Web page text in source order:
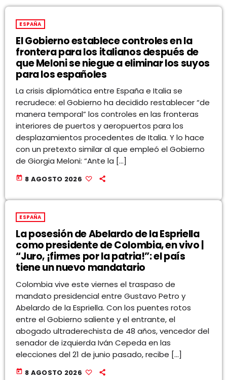
ESPAÑA
El Gobierno establece controles en la
frontera para los italianos después de
que Meloni se niegue a eliminar los suyos
para los españoles
La crisis diplomática entre España e Italia se
recrudece: el Gobierno ha decidido restablecer “de
manera temporal” los controles en las fronteras
interiores de puertos y aeropuertos para los
desplazamientos procedentes de Italia. Y lo hace
con un pretexto similar al que empleó el Gobierno
de Giorgia Meloni: “Ante la […]
today 8 AGOSTO 2026
ESPAÑA
La posesión de Abelardo de la Espriella
como presidente de Colombia, en vivo |
“Juro, ¡firmes por la patria!”: el país
tiene un nuevo mandatario
Colombia vive este viernes el traspaso de
mandato presidencial entre Gustavo Petro y
Abelardo de la Espriella. Con los puentes rotos
entre el Gobierno saliente y el entrante, el
abogado ultraderechista de 48 años, vencedor del
senador de izquierda Iván Cepeda en las
elecciones del 21 de junio pasado, recibe […]
today 8 AGOSTO 2026